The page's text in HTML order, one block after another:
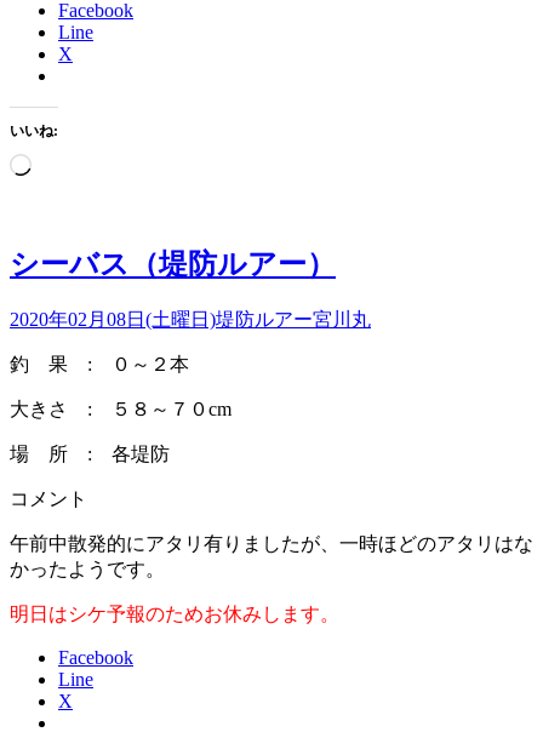
Facebook
Line
X
いいね:
読
中…
シーバス（堤防ルアー）
2020年02月08日(土曜日)堤防ルアー宮川丸
釣 果 : ０～２本
大きさ : ５８～７０cm
場 所 : 各堤防
コメント
午前中散発的にアタリ有りましたが、一時ほどのアタリはな
かったようです。
明日はシケ予報のためお休みします。
Facebook
Line
X